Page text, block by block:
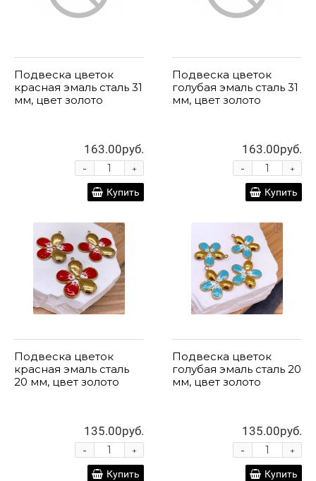
Подвеска цветок
красная эмаль сталь 31
мм, цвет золото
163.00руб.
+
-
Купить
Подвеска цветок
голубая эмаль сталь 31
мм, цвет золото
163.00руб.
+
-
Купить
Подвеска цветок
красная эмаль сталь
20 мм, цвет золото
135.00руб.
+
-
Купить
Подвеска цветок
голубая эмаль сталь 20
мм, цвет золото
135.00руб.
+
-
Купить